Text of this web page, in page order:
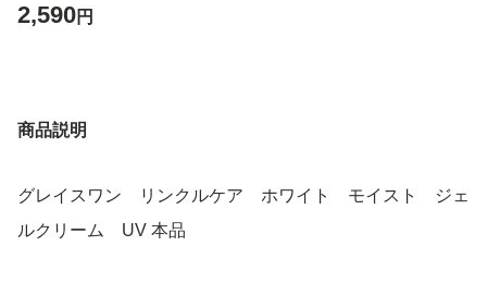
2,590円
商品説明
グレイスワン リンクルケア ホワイト モイスト ジェ
ルクリーム UV 本品